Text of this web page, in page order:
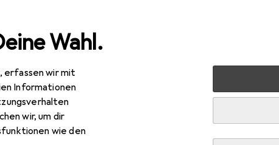
Wahl.
erfassen wir mit
Informationen
wir, um dir
wie den
+ PCs Notebook